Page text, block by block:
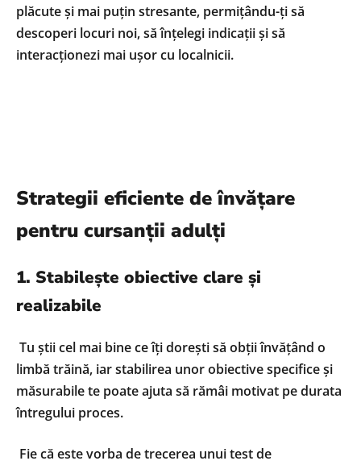
plăcute și mai puțin stresante, permițându-ți să
descoperi locuri noi, să înțelegi indicații și să
interacționezi mai ușor cu localnicii.
Strategii eficiente de învățare
pentru cursanții adulți
1. Stabilește obiective clare și
realizabile
Tu știi cel mai bine ce îți dorești să obții învățând o
limbă trăină, iar stabilirea unor obiective specifice și
măsurabile te poate ajuta să rămâi motivat pe durata
întregului proces.
Fie că este vorba de trecerea unui test de